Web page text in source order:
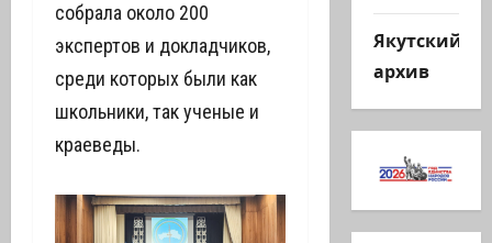
собрала около 200
экспертов и докладчиков,
среди которых были как
школьники, так ученые и
краеведы.
Якутский
архив